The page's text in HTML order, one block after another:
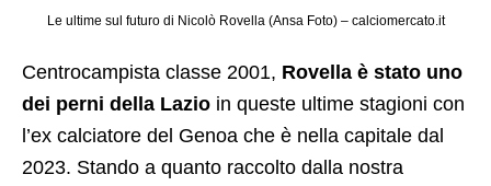
Le ultime sul futuro di Nicolò Rovella (Ansa Foto) – calciomercato.it
Centrocampista classe 2001, Rovella è stato uno
dei perni della Lazio in queste ultime stagioni con
l’ex calciatore del Genoa che è nella capitale dal
2023. Stando a quanto raccolto dalla nostra